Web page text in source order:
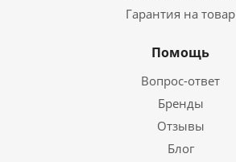
Гарантия на товар
Помощь
Вопрос-ответ
Бренды
Отзывы
Блог